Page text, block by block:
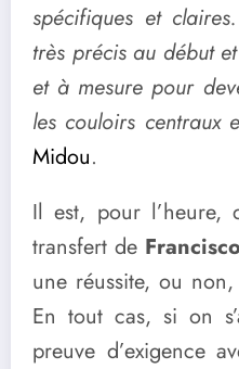
spécifiques et
très précis au début
et à mesure pour
les couloirs centraux
Midou.
Il est, pour
transfert de
une réussite, ou
En tout cas, si on
preuve d’exigence